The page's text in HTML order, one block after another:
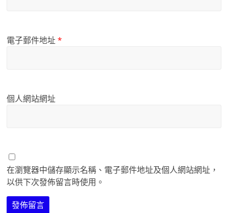
電子郵件地址*
個人網站網址
在瀏覽器中儲存顯示名稱、電子郵件地址及個人網站網址，
以供下次發佈留言時使用。